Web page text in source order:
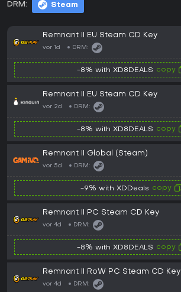
DRM: Steam
Remnant II EU Steam CD Key
vor 1d DRM:
-8% with XD8DEALS copy
Remnant II EU Steam CD Key
vor 2d DRM:
-8% with XD8DEALS copy
Remnant II Global (Steam)
vor 5d DRM:
-9% with XDDeals copy
Remnant II PC Steam CD Key
vor 4d DRM:
-8% with XD8DEALS copy
Remnant II RoW PC Steam CD Key
vor 4d DRM: